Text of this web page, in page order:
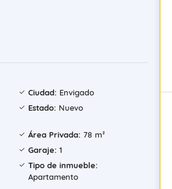
Ciudad: Envigado
Estado: Nuevo
Área Privada: 78 m²
Garaje: 1
Tipo de inmueble:
Apartamento